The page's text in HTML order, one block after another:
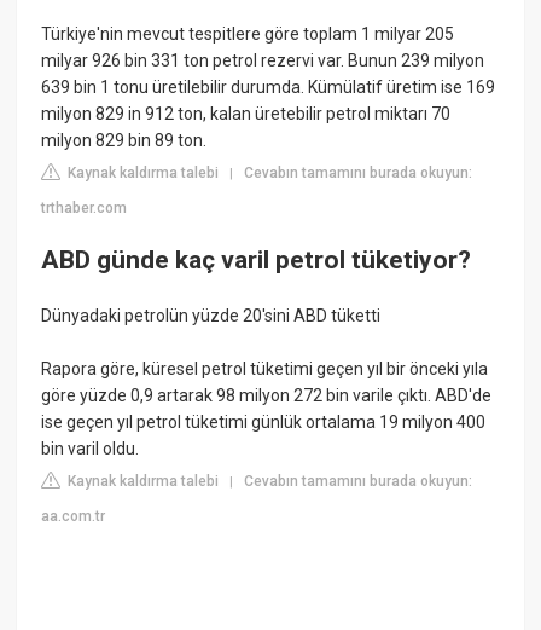
Türkiye'nin mevcut tespitlere göre toplam 1 milyar 205
milyar 926 bin 331 ton petrol rezervi var. Bunun 239 milyon
639 bin 1 tonu üretilebilir durumda. Kümülatif üretim ise 169
milyon 829 in 912 ton, kalan üretebilir petrol miktarı 70
milyon 829 bin 89 ton.
Kaynak kaldırma talebi |Cevabın tamamını burada okuyun:
trthaber.com
ABD günde kaç varil petrol tüketiyor?
Dünyadaki petrolün yüzde 20'sini ABD tüketti
Rapora göre, küresel petrol tüketimi geçen yıl bir önceki yıla
göre yüzde 0,9 artarak 98 milyon 272 bin varile çıktı. ABD'de
ise geçen yıl petrol tüketimi günlük ortalama 19 milyon 400
bin varil oldu.
Kaynak kaldırma talebi |Cevabın tamamını burada okuyun:
aa.com.tr